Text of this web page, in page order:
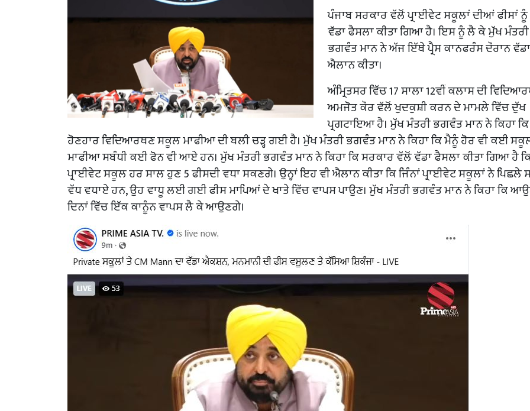
ਪੰਜਾਬ ਸਰਕਾਰ ਵੱਲੋਂ ਪ੍ਰਾਈਵੇਟ ਸਕੂਲਾਂ ਦੀਆਂ ਫੀਸਾਂ
ਵੱਡਾ ਫੈਸਲਾ ਕੀਤਾ ਗਿਆ ਹੈ। ਇਸ ਨੂੰ ਲੈ ਕੇ ਮੁੱਖ ਮੰਤਰੀ
ਭਗਵੰਤ ਮਾਨ ਨੇ ਅੱਜ ਇੱਥੇ ਪ੍ਰੈਸ ਕਾਨਫਰੰਸ ਦੌਰਾਨ ਵੱਡਾ
ਐਲਾਨ ਕੀਤਾ।
ਅੰਮ੍ਰਿਤਸਰ ਵਿੱਚ 17 ਸਾਲਾ 12ਵੀਂ ਕਲਾਸ ਦੀ
ਅਮਜੋਤ ਕੌਰ ਵੱਲੋਂ ਖੁਦਕੁਸ਼ੀ ਕਰਨ ਦੇ ਮਾਮਲੇ ਵਿੱਚ ਦੁੱਖ
ਪ੍ਰਗਟਾਇਆ ਹੈ। ਮੁੱਖ ਮੰਤਰੀ ਭਗਵੰਤ ਮਾਨ ਨੇ ਕਿਹਾ
ਹੋਣਹਾਰ ਵਿਦਿਆਰਥਣ ਸਕੂਲ ਮਾਫੀਆ ਦੀ ਬਲੀ ਚੜ੍ਹ ਗਈ ਹੈ। ਮੁੱਖ ਮੰਤਰੀ ਭਗਵੰਤ ਮਾਨ ਨੇ ਕਿਹਾ ਕਿ ਮੈਨੂੰ ਹੋਰ ਵੀ ਕਈ
ਮਾਫੀਆ ਸਬੰਧੀ ਕਈ ਫੋਨ ਵੀ ਆਏ ਹਨ। ਮੁੱਖ ਮੰਤਰੀ ਭਗਵੰਤ ਮਾਨ ਨੇ ਕਿਹਾ ਕਿ ਸਰਕਾਰ ਵੱਲੋਂ ਵੱਡਾ ਫੈਸਲਾ ਕੀਤਾ ਗਿਆ ਹੈ
ਪ੍ਰਾਈਵੇਟ ਸਕੂਲ ਹਰ ਸਾਲ ਹੁਣ 5 ਫੀਸਦੀ ਵਧਾ ਸਕਣਗੇ। ਉਨ੍ਹਾਂ ਇਹ ਵੀ ਐਲਾਨ ਕੀਤਾ ਕਿ ਜਿੰਨਾਂ ਪ੍ਰਾਈਵੇਟ ਸਕੂਲਾਂ ਨੇ ਪਿਛਲੇ
ਵੱਧ ਵਧਾਏ ਹਨ, ਉਹ ਵਾਧੂ ਲਈ ਗਈ ਫੀਸ ਮਾਪਿਆਂ ਦੇ ਖਾਤੇ ਵਿੱਚ ਵਾਪਸ ਪਾਉਣ। ਮੁੱਖ ਮੰਤਰੀ ਭਗਵੰਤ ਮਾਨ ਨੇ ਕਿਹਾ ਕਿ
ਦਿਨਾਂ ਵਿੱਚ ਇੱਕ ਕਾਨੂੰਨ ਵਾਪਸ ਲੈ ਕੇ ਆਉਣਗੇ।